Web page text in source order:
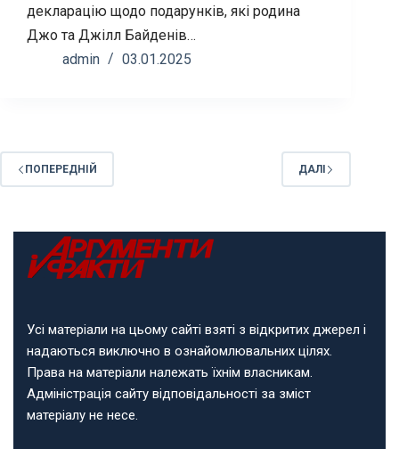
декларацію щодо подарунків, які родина
Джо та Джілл Байденів…
admin
03.01.2025
ПОПЕРЕДНІЙ ДАЛІ
Усі матеріали на цьому сайті взяті з відкритих джерел і
надаються виключно в ознайомлювальних цілях.
Права на матеріали належать їхнім власникам.
Адміністрація сайту відповідальності за зміст
матеріалу не несе.